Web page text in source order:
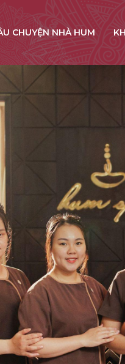
CHUYỆN NHÀ HUM